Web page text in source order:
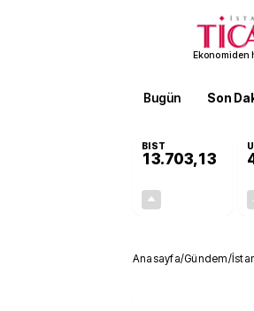
Ekonomiden
Bugün Son
BIST
13.703,13
Anasayfa/Gündem/